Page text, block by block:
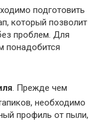
подготовить
который позволит
проблем. Для
понадобится
. Прежде чем
необходимо
профиль от пыли,